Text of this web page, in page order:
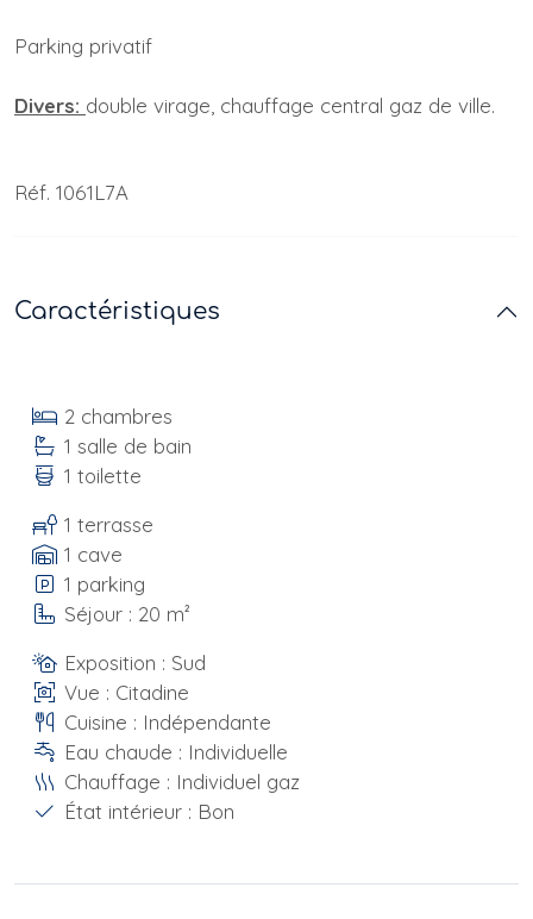
Parking privatif
Divers: double virage, chauffage central gaz de ville.
Réf. 1061L7A
Caractéristiques
2 chambres
1 salle de bain
1 toilette
1 terrasse
1 cave
1 parking
Séjour : 20 m²
Exposition : Sud
Vue : Citadine
Cuisine : Indépendante
Eau chaude : Individuelle
Chauffage : Individuel gaz
État intérieur : Bon